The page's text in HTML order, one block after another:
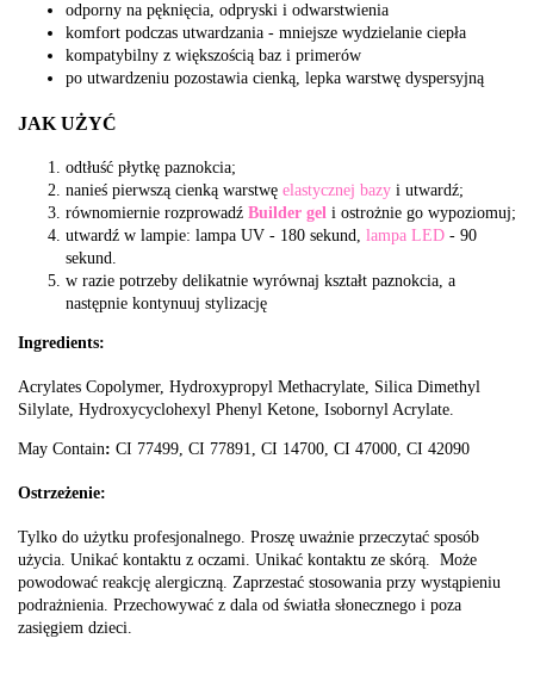
odporny na pęknięcia, odpryski i odwarstwienia
komfort podczas utwardzania - mniejsze wydzielanie ciepła
kompatybilny z większością baz i primerów
po utwardzeniu pozostawia cienką, lepka warstwę dyspersyjną
JAK UŻYĆ
odtłuść płytkę paznokcia;
nanieś pierwszą cienką warstwę elastycznej bazy i utwardź;
równomiernie rozprowadź Builder gel i ostrożnie go wypoziomuj;
utwardź w lampie: lampa UV - 180 sekund, lampa LED - 90
sekund.
w razie potrzeby delikatnie wyrównaj kształt paznokcia, a
następnie kontynuuj stylizację
Ingredients:
Acrylates Copolymer, Hydroxypropyl Methacrylate, Silica Dimethyl
Silylate, Hydroxycyclohexyl Phenyl Ketone, Isobornyl Acrylate.
May Contain: CI 77499, CI 77891, CI 14700, CI 47000, CI 42090
Ostrzeżenie:
Tylko do użytku profesjonalnego. Proszę uważnie przeczytać sposób
użycia. Unikać kontaktu z oczami. Unikać kontaktu ze skórą. Może
powodować reakcję alergiczną. Zaprzestać stosowania przy wystąpieniu
podrażnienia. Przechowywać z dala od światła słonecznego i poza
zasięgiem dzieci.